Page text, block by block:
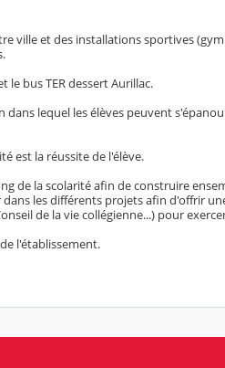
ville et des installations sportives
le bus TER dessert Aurillac.
lequel les élèves peuvent
est la réussite de l'élève.
de la scolarité afin de construire
les différents projets afin d'offrir
de la vie collégienne...) pour
l'établissement.